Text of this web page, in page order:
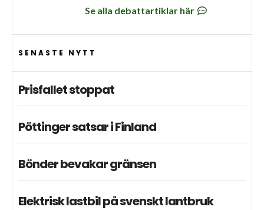
Se alla debattartiklar här
SENASTE NYTT
Prisfallet stoppat
Pöttinger satsar i Finland
Bönder bevakar gränsen
Elektrisk lastbil på svenskt lantbruk